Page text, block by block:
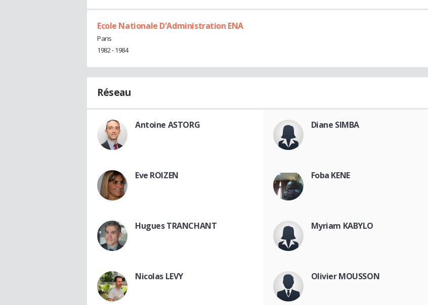
Ecole Nationale D'Administration ENA
Paris
1982 - 1984
Réseau
Antoine ASTORG Diane SIMBA
Eve ROIZEN Foba KENE
Hugues TRANCHANT Myriam KABYLO
Nicolas LEVY Olivier MOUSSON